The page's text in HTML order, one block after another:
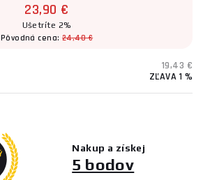
23,90 €
Ušetríte 2%
Pôvodná cena:24,40 €
19,43 €
ZĽAVA 1 %
Nakup a získej
5 bodov